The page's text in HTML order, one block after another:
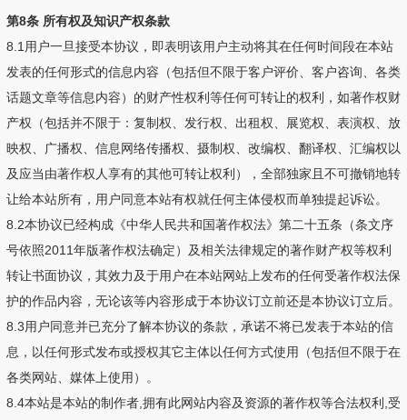
第8条 所有权及知识产权条款
8.1用户一旦接受本协议，即表明该用户主动将其在任何时间段在本站
发表的任何形式的信息内容（包括但不限于客户评价、客户咨询、各类
话题文章等信息内容）的财产性权利等任何可转让的权利，如著作权财
产权（包括并不限于：复制权、发行权、出租权、展览权、表演权、放
映权、广播权、信息网络传播权、摄制权、改编权、翻译权、汇编权以
及应当由著作权人享有的其他可转让权利），全部独家且不可撤销地转
让给本站所有，用户同意本站有权就任何主体侵权而单独提起诉讼。
8.2本协议已经构成《中华人民共和国著作权法》第二十五条（条文序
号依照2011年版著作权法确定）及相关法律规定的著作财产权等权利
转让书面协议，其效力及于用户在本站网站上发布的任何受著作权法保
护的作品内容，无论该等内容形成于本协议订立前还是本协议订立后。
8.3用户同意并已充分了解本协议的条款，承诺不将已发表于本站的信
息，以任何形式发布或授权其它主体以任何方式使用（包括但不限于在
各类网站、媒体上使用）。
8.4本站是本站的制作者,拥有此网站内容及资源的著作权等合法权利,受